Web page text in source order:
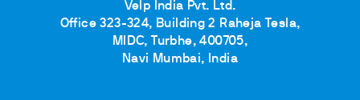
Velp India Pvt. Ltd.
Office 323-324, Building 2 Raheja Tesla,
MIDC, Turbhe, 400705,
Navi Mumbai, India